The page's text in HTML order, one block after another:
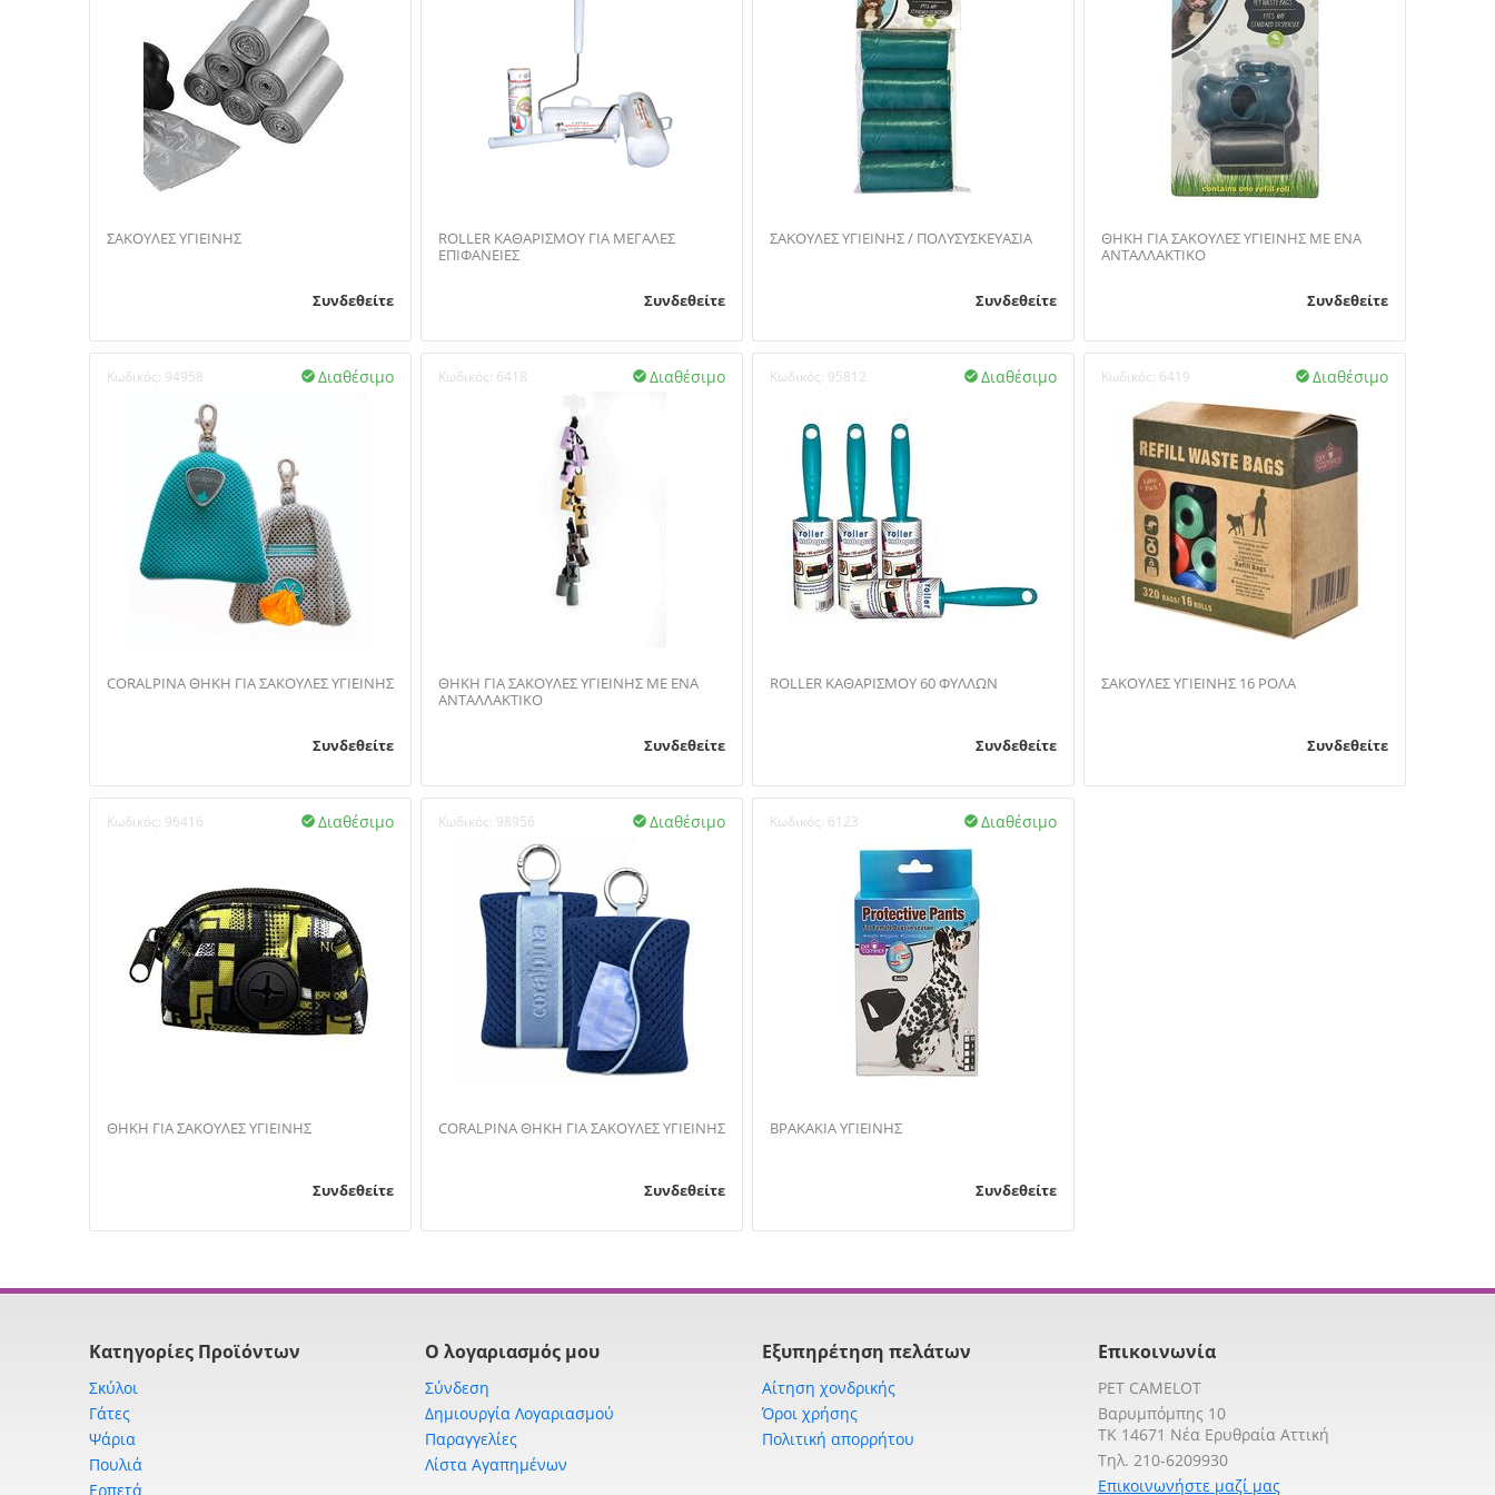
ΣΑΚΟΥΛΕΣ ΥΓΙΕΙΝΗΣ
Συνδεθείτε
ROLLER ΚΑΘΑΡΙΣΜΟΥ ΓΙΑ ΜΕΓΑΛΕΣ
ΕΠΙΦΑΝΕΙΕΣ
Συνδεθείτε
ΣΑΚΟΥΛΕΣ ΥΓΙΕΙΝΗΣ / ΠΟΛΥΣΥΣΚΕΥΑΣΙΑ
Συνδεθείτε
ΘΗΚΗ ΓΙΑ ΣΑΚΟΥΛΕΣ ΥΓΙΕΙΝΗΣ ΜΕ ΕΝΑ
ΑΝΤΑΛΛΑΚΤΙΚΟ
Συνδεθείτε
Κωδικός: 94958 Διαθέσιμο

CORALPINA ΘΗΚΗ ΓΙΑ ΣΑΚΟΥΛΕΣ ΥΓΙΕΙΝΗΣ
Συνδεθείτε
Κωδικός: 6418 Διαθέσιμο

ΘΗΚΗ ΓΙΑ ΣΑΚΟΥΛΕΣ ΥΓΙΕΙΝΗΣ ΜΕ ΕΝΑ
ΑΝΤΑΛΛΑΚΤΙΚΟ
Συνδεθείτε
Κωδικός: 95812 Διαθέσιμο

ROLLER ΚΑΘΑΡΙΣΜΟΥ 60 ΦΥΛΛΩΝ
Συνδεθείτε
Κωδικός: 6419 Διαθέσιμο

ΣΑΚΟΥΛΕΣ ΥΓΙΕΙΝΗΣ 16 ΡΟΛΑ
Συνδεθείτε
Κωδικός: 96416 Διαθέσιμο

ΘΗΚΗ ΓΙΑ ΣΑΚΟΥΛΕΣ ΥΓΙΕΙΝΗΣ
Συνδεθείτε
Κωδικός: 98956 Διαθέσιμο

CORALPINA ΘΗΚΗ ΓΙΑ ΣΑΚΟΥΛΕΣ ΥΓΙΕΙΝΗΣ
Συνδεθείτε
Κωδικός: 6123 Διαθέσιμο

ΒΡΑΚΑΚΙΑ ΥΓΙΕΙΝΗΣ
Συνδεθείτε
Κατηγορίες Προϊόντων
Σκύλοι
Γάτες
Ψάρια
Πουλιά
Ερπετά
Ο λογαριασμός μου
Σύνδεση
Δημιουργία Λογαριασμού
Παραγγελίες
Λίστα Αγαπημένων
Εξυπηρέτηση πελάτων
Αίτηση χονδρικής
Όροι χρήσης
Πολιτική απορρήτου
Επικοινωνία
PET CAMELOT
Βαρυμπόμπης 10
TK 14671 Νέα Ερυθραία Αττική
Τηλ. 210-6209930
Επικοινωνήστε μαζί μας